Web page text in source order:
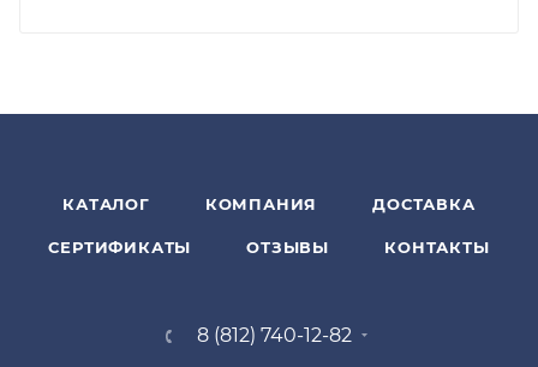
КАТАЛОГ КОМПАНИЯ ДОСТАВКА
СЕРТИФИКАТЫ ОТЗЫВЫ КОНТАКТЫ
8 (812) 740-12-82